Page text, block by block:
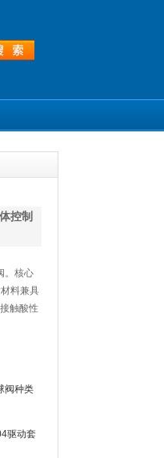
控制
。核心
料兼具
触酸性
阀种类
驱动套